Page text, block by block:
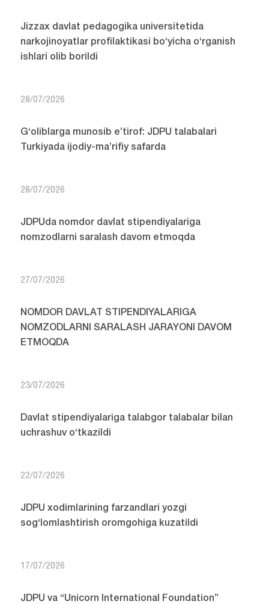
Jizzax davlat pedagogika universitetida
narkojinoyatlar profilaktikasi bo‘yicha o‘rganish
ishlari olib borildi
28/07/2026
G‘oliblarga munosib e’tirof: JDPU talabalari
Turkiyada ijodiy-ma’rifiy safarda
28/07/2026
JDPUda nomdor davlat stipendiyalariga
nomzodlarni saralash davom etmoqda
27/07/2026
NOMDOR DAVLAT STIPENDIYALARIGA
NOMZODLARNI SARALASH JARAYONI DAVOM
ETMOQDA
23/07/2026
Davlat stipendiyalariga talabgor talabalar bilan
uchrashuv o‘tkazildi
22/07/2026
JDPU xodimlarining farzandlari yozgi
sog‘lomlashtirish oromgohiga kuzatildi
17/07/2026
JDPU va “Unicorn International Foundation”